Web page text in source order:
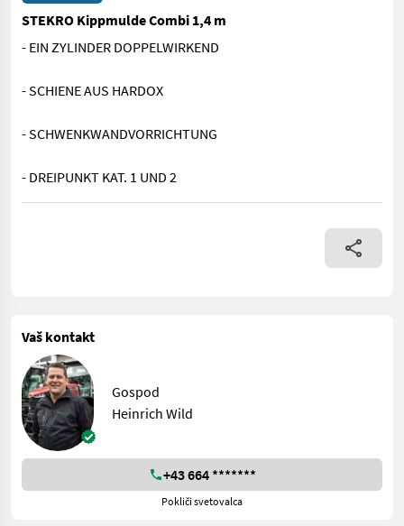
STEKRO Kippmulde Combi 1,4 m
- EIN ZYLINDER DOPPELWIRKEND
- SCHIENE AUS HARDOX
- SCHWENKWANDVORRICHTUNG
- DREIPUNKT KAT. 1 UND 2
- EIN ZYLINDER DOPPELWIRKEND - SCHIENE AUS HARDOX -
Vaš kontakt
Gospod
Heinrich Wild
+43 664 *******
Pokliči svetovalca